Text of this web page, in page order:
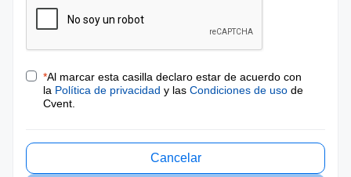
*Al marcar esta casilla declaro estar de acuerdo con
la Política de privacidad y las Condiciones de uso de
Cvent.
Cancelar